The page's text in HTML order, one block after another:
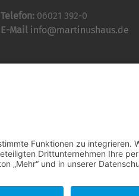
Telefon: 06021 392-0
E-Mail info@martinushaus.de